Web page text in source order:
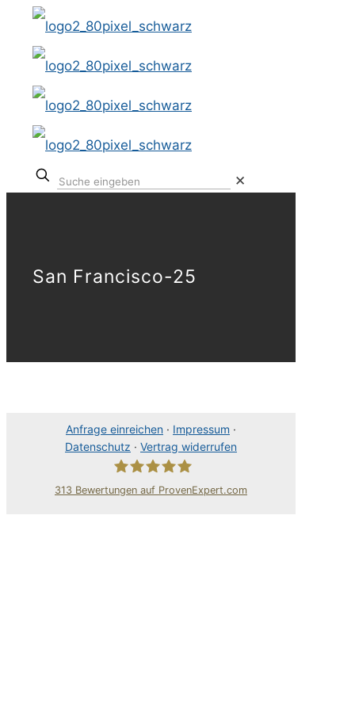
✕
San Francisco-25
Anfrage einreichen · Impressum ·
Datenschutz · Vertrag widerrufen
313 Bewertungen auf ProvenExpert.com